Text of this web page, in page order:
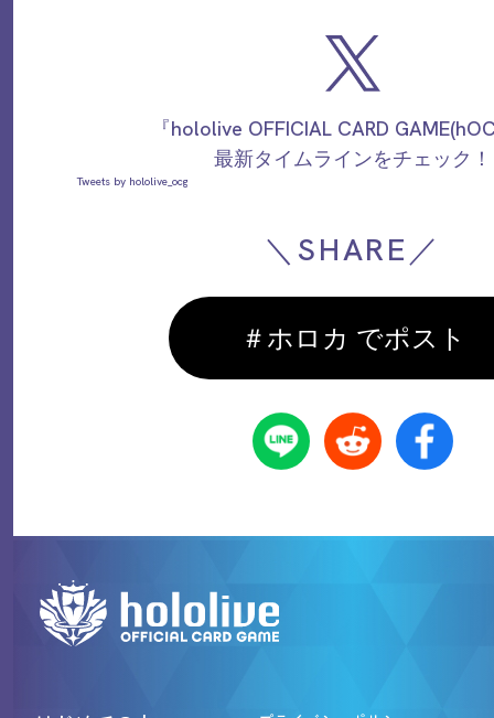
『hololive OFFICIAL CARD
最新タイムラインをチェック！
Tweets by hololive_ocg
＼SHARE／
＃ホロカ でポスト